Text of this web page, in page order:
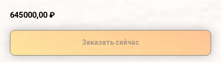
645000,00 ₽
Заказать сейчас